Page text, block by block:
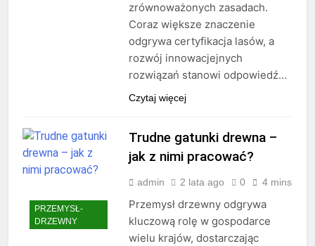
zrównoważonych zasadach.
Coraz większe znaczenie
odgrywa certyfikacja lasów, a
rozwój innowacjejnych
rozwiązań stanowi odpowiedź…
Czytaj więcej
PRZEMYSŁ-
DRZEWNY
Trudne gatunki drewna –
jak z nimi pracować?
admin 2 lata ago 0 4 mins
Przemysł drzewny odgrywa
kluczową rolę w gospodarce
wielu krajów, dostarczając